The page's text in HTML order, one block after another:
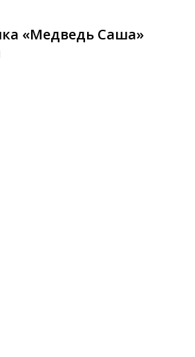
«Медведь Саша»